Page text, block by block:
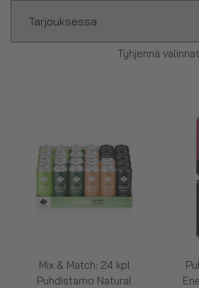
Tyhjennä valinnat
Mix & Match: 24 kpl
Puhdistamo Natural